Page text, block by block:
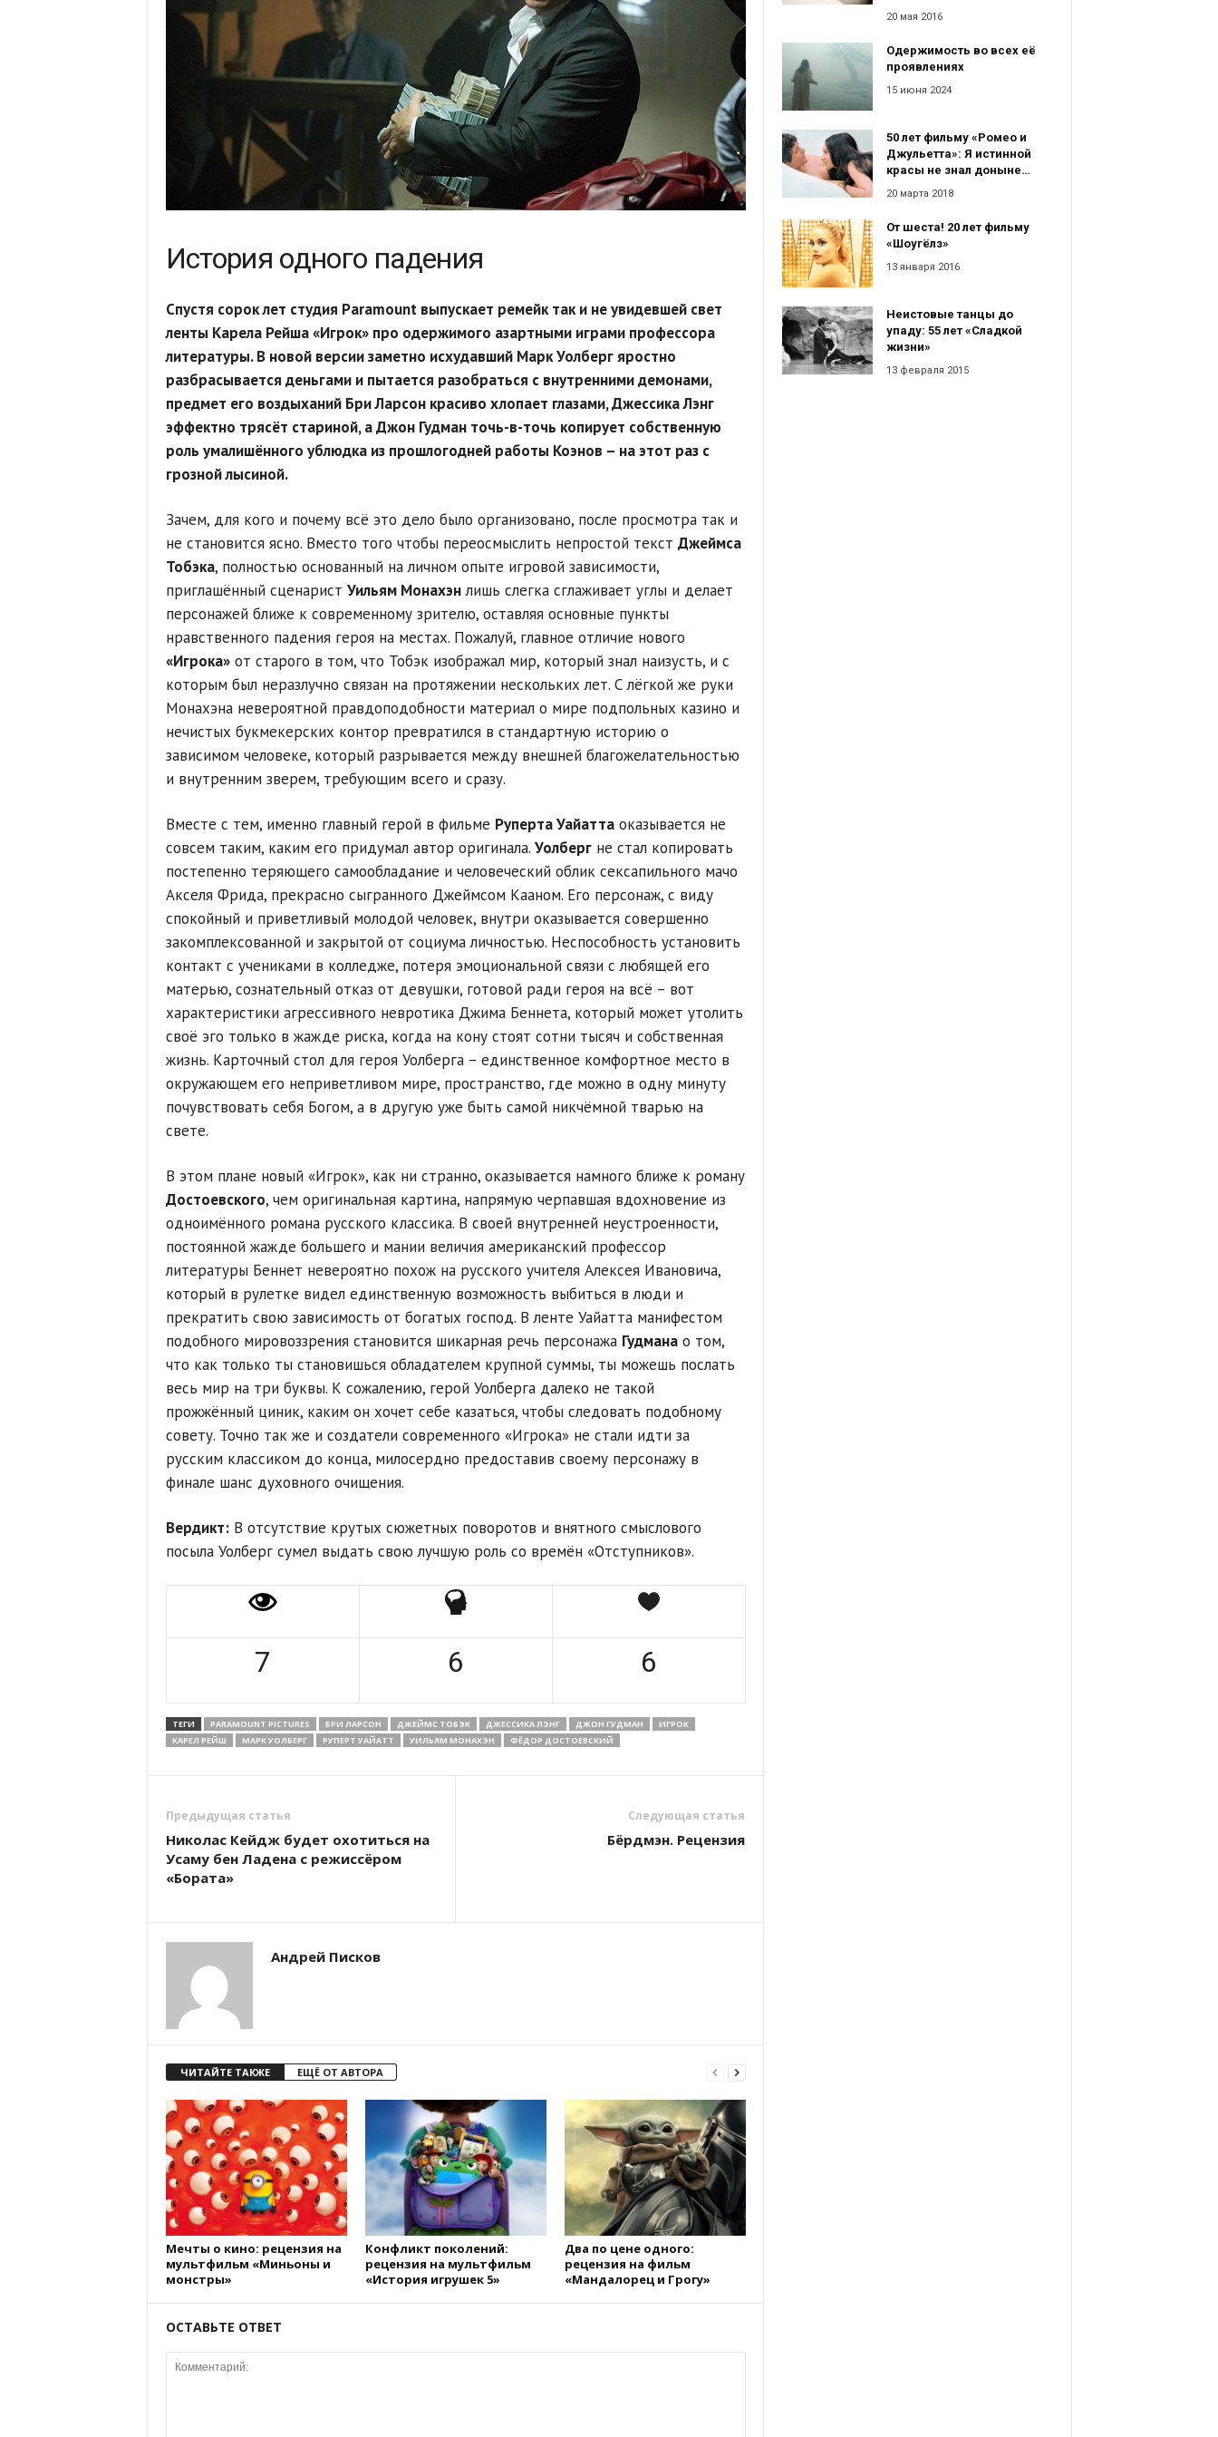
История одного падения
Спустя сорок лет студия Paramount выпускает ремейк так и не увидевшей свет
ленты Карела Рейша «Игрок» про одержимого азартными играми профессора
литературы. В новой версии заметно исхудавший Марк Уолберг яростно
разбрасывается деньгами и пытается разобраться с внутренними демонами,
предмет его воздыханий Бри Ларсон красиво хлопает глазами, Джессика Лэнг
эффектно трясёт стариной, а Джон Гудман точь-в-точь копирует собственную
роль умалишённого ублюдка из прошлогодней работы Коэнов – на этот раз с
грозной лысиной.
Зачем, для кого и почему всё это дело было организовано, после просмотра так и
не становится ясно. Вместо того чтобы переосмыслить непростой текст Джеймса
Тобэка, полностью основанный на личном опыте игровой зависимости,
приглашённый сценарист Уильям Монахэнлишь слегка сглаживает углы и делает
персонажей ближе к современному зрителю, оставляя основные пункты
нравственного падения героя на местах. Пожалуй, главное отличие нового
«Игрока»от старого в том, что Тобэк изображал мир, который знал наизусть, и с
которым был неразлучно связан на протяжении нескольких лет. С лёгкой же руки
Монахэна невероятной правдоподобности материал о мире подпольных казино и
нечистых букмекерских контор превратился в стандартную историю о
зависимом человеке, который разрывается между внешней благожелательностью
и внутренним зверем, требующим всего и сразу.
Вместе с тем, именно главный герой в фильме Руперта Уайаттаоказывается не
совсем таким, каким его придумал автор оригинала. Уолбергне стал копировать
постепенно теряющего самообладание и человеческий облик сексапильного мачо
Акселя Фрида, прекрасно сыгранного Джеймсом Кааном. Его персонаж, с виду
спокойный и приветливый молодой человек, внутри оказывается совершенно
закомплексованной и закрытой от социума личностью. Неспособность установить
контакт с учениками в колледже, потеря эмоциональной связи с любящей его
матерью, сознательный отказ от девушки, готовой ради героя на всё – вот
характеристики агрессивного невротика Джима Беннета, который может утолить
своё эго только в жажде риска, когда на кону стоят сотни тысяч и собственная
жизнь. Карточный стол для героя Уолберга – единственное комфортное место в
окружающем его неприветливом мире, пространство, где можно в одну минуту
почувствовать себя Богом, а в другую уже быть самой никчёмной тварью на
свете.
В этом плане новый «Игрок», как ни странно, оказывается намного ближе к роману
Достоевского, чем оригинальная картина, напрямую черпавшая вдохновение из
одноимённого романа русского классика. В своей внутренней неустроенности,
постоянной жажде большего и мании величия американский профессор
литературы Беннет невероятно похож на русского учителя Алексея Ивановича,
который в рулетке видел единственную возможность выбиться в люди и
прекратить свою зависимость от богатых господ. В ленте Уайатта манифестом
подобного мировоззрения становится шикарная речь персонажа Гудманао том,
что как только ты становишься обладателем крупной суммы, ты можешь послать
весь мир на три буквы. К сожалению, герой Уолберга далеко не такой
прожжённый циник, каким он хочет себе казаться, чтобы следовать подобному
совету. Точно так же и создатели современного «Игрока» не стали идти за
русским классиком до конца, милосердно предоставив своему персонажу в
финале шанс духовного очищения.
Вердикт:В отсутствие крутых сюжетных поворотов и внятного смыслового
посыла Уолберг сумел выдать свою лучшую роль со времён «Отступников».
7 6 6
ТЕГИ PARAMOUNT PICTURES БРИ ЛАРСОН ДЖЕЙМС ТОБЭК ДЖЕССИКА ЛЭНГ ДЖОН ГУДМАН
ИГРОК
КАРЕЛ РЕЙШ
МАРК УОЛБЕРГ РУПЕРТ УАЙАТТ УИЛЬЯМ МОНАХЭН ФЁДОР ДОСТОЕВСКИЙ
Предыдущая статья
Николас Кейдж будет охотиться на
Усаму бен Ладена с режиссёром
«Бората»
Следующая статья
Бёрдмэн. Рецензия
Андрей Писков
ЧИТАЙТЕ ТАКЖЕ ЕЩЁ ОТ АВТОРА
Мечты о кино: рецензия на
мультфильм «Миньоны и
монстры»
Конфликт поколений:
рецензия на мультфильм
«История игрушек 5»
Два по цене одного:
рецензия на фильм
«Мандалорец и Грогу»
ОСТАВЬТЕ ОТВЕТ
20 мая 2016
Одержимость во всех её
проявлениях
15 июня 2024
50 лет фильму «Ромео и
Джульетта»: Я истинной
красы не знал доныне…
20 марта 2018
От шеста! 20 лет фильму
«Шоугёлз»
13 января 2016
Неистовые танцы до
упаду: 55 лет «Сладкой
жизни»
13 февраля 2015